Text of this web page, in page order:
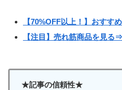
【70%OFF以上！】おすす
【注目】売れ筋商品を見る⇒
★記事の信頼性★